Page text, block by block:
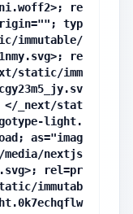
re
typ
immutable/
re
static/imm
</_next/stat
light.
as="imag
nextjs
rel=pr
immutab